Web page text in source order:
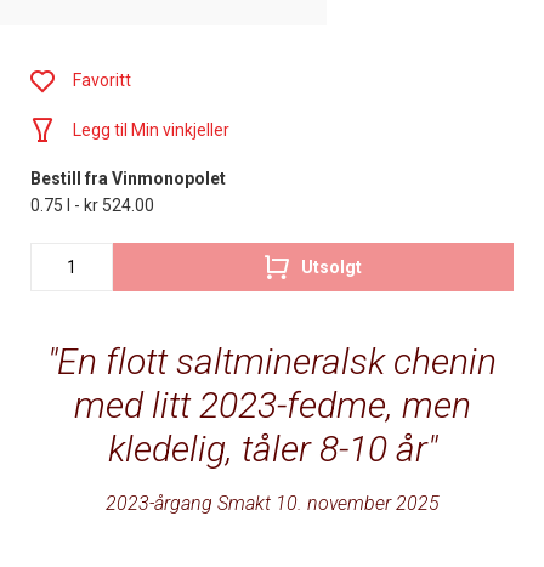
En flott saltmineralsk chenin
med litt 2023-fedme, men
kledelig, tåler 8-10 år
2023-årgang Smakt 10. november 2025
Favoritt
Legg til Min vinkjeller
Bestill fra Vinmonopolet
0.75 l - kr 524.00
Utsolgt